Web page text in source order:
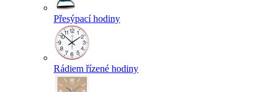
Přesýpací hodiny
Rádiem řízené hodiny